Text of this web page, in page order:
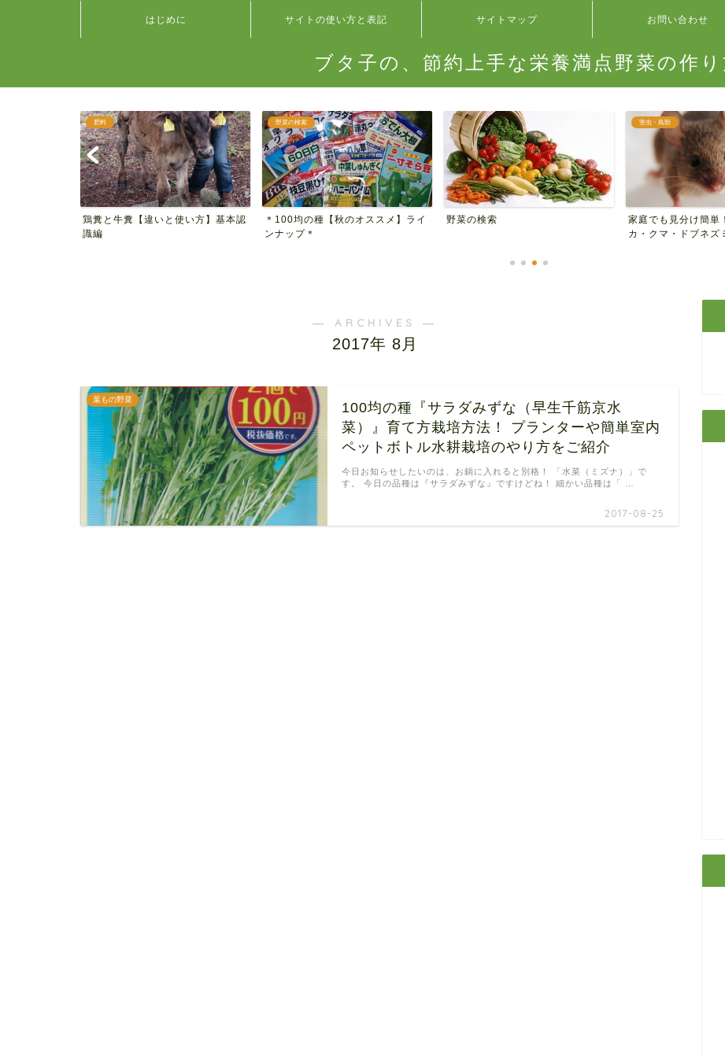
はじめに サイトの使い方と表記 サイトマップ お問い合わせ
ブタ子の、節約上手な栄養満点野菜の作り
肥料
鶏糞と牛糞【違いと使い方】基本認
識編
野菜の検索
＊100均の種【秋のオススメ】ライ
ンナップ＊
野菜の検索
害虫・鳥獣
家庭でも見分け簡単
カ・クマ・ドブネズ
― ARCHIVES ―
2017年 8月
葉もの野菜
100均の種『サラダみずな（早生千筋京水
菜）』育て方栽培方法！ プランターや簡単室内
ペットボトル水耕栽培のやり方をご紹介
2017-08-25
今日お知らせしたいのは、お鍋に入れると別格！ 「水菜（ミズナ）」で
す。 今日の品種は『サラダみずな』ですけどね！ 細かい品種は「 …